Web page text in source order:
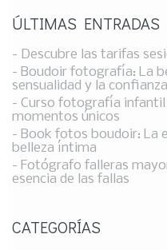
ÚLTIMAS ENTRADAS
- Descubre las tarifas
- Boudoir fotografía: La
sensualidad y la confianza
- Curso fotografía
momentos únicos
- Book fotos boudoir: La
belleza íntima
- Fotógrafo falleras
esencia de las fallas
CATEGORÍAS